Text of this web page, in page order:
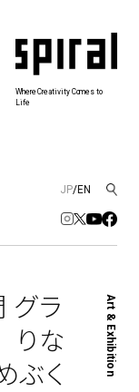
JP/EN
Where Creativity Comes to
Life
イブ公演、イベント
育成・支援を目的
のアートフェスティ
ス
グラ
りな
ぶく
Art & Exhibition